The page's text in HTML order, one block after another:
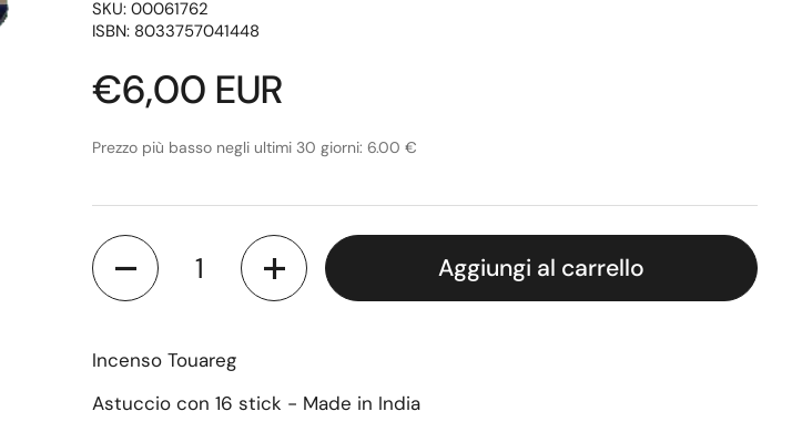
SKU: 00061762
ISBN: 8033757041448
Prezzo di listino
€6,00 EUR
Prezzo più basso negli ultimi 30 giorni: 6.00 €
Quantità
Aggiungi al carrello
Incenso Touareg
Astuccio con 16 stick - Made in India